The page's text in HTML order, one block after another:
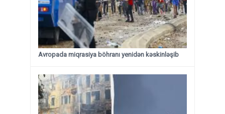
Avropada miqrasiya böhranı yenidən kəskinləşib